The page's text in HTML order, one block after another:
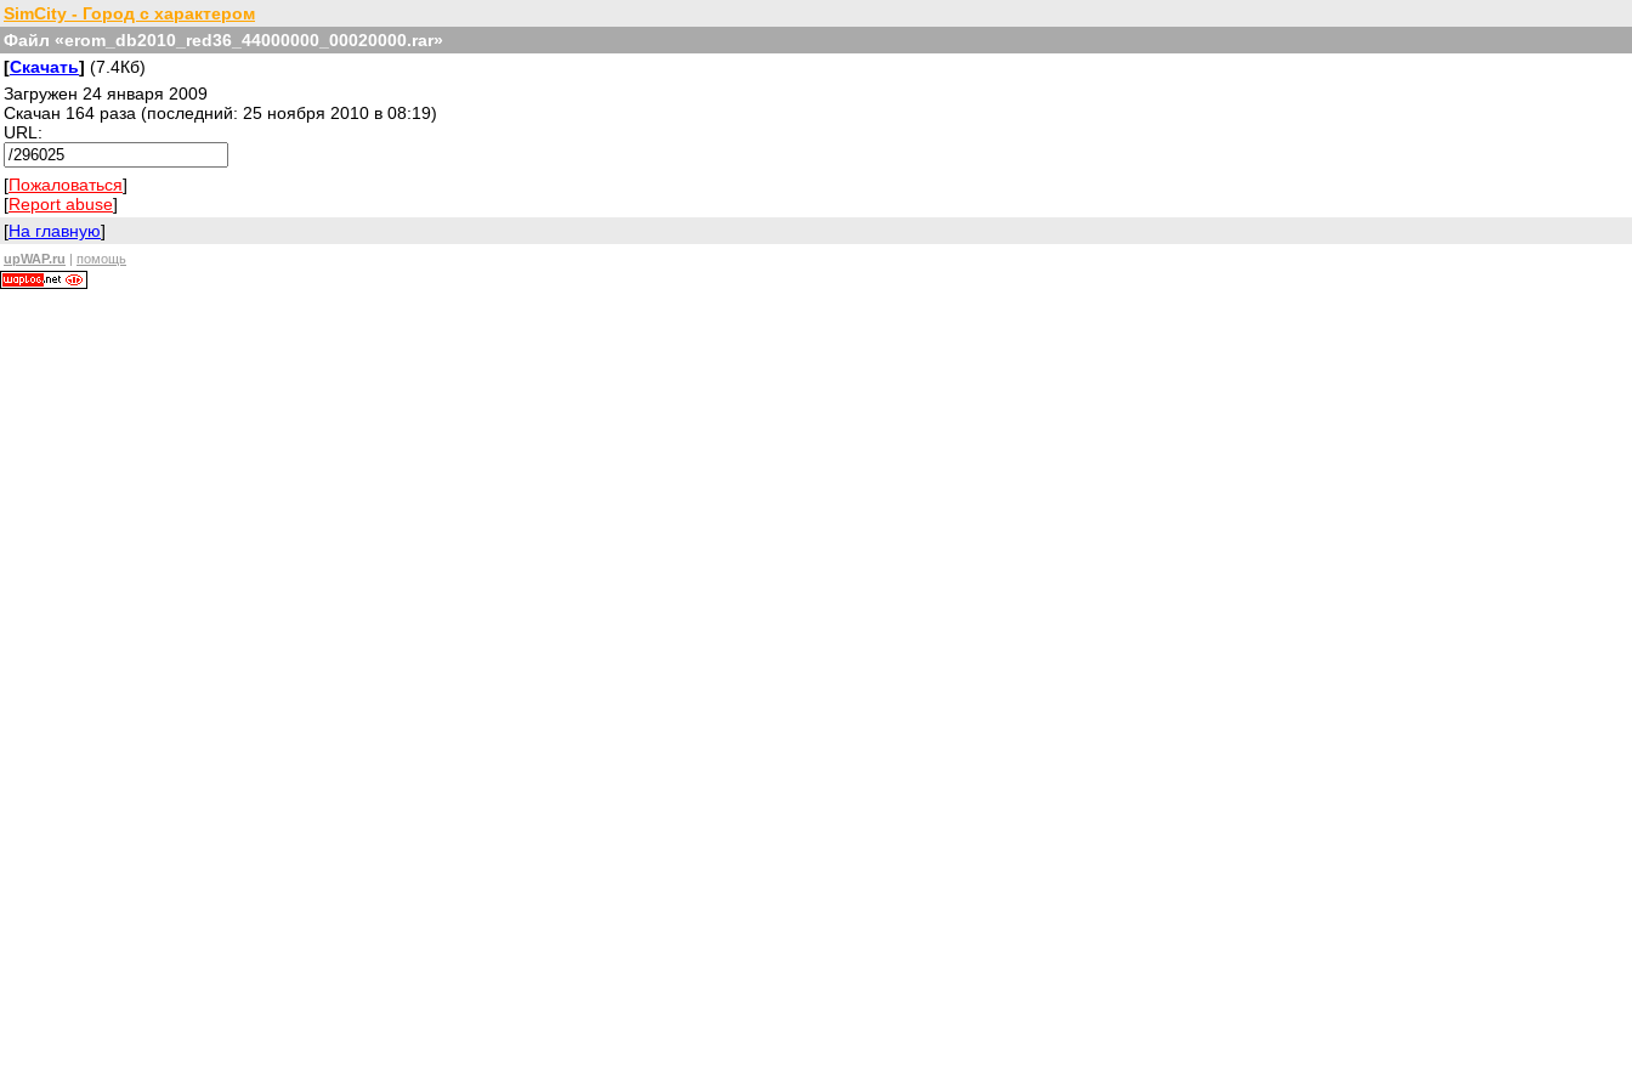
SimCity - Город с характером
Файл «erom_db2010_red36_44000000_00020000.rar»
[Скачать] (7.4Кб)
Загружен 24 января 2009
Скачан 164 раза (последний: 25 ноября 2010 в 08:19)
URL:
[Пожаловаться]
[Report abuse]
[На главную]
upWAP.ru | помощь